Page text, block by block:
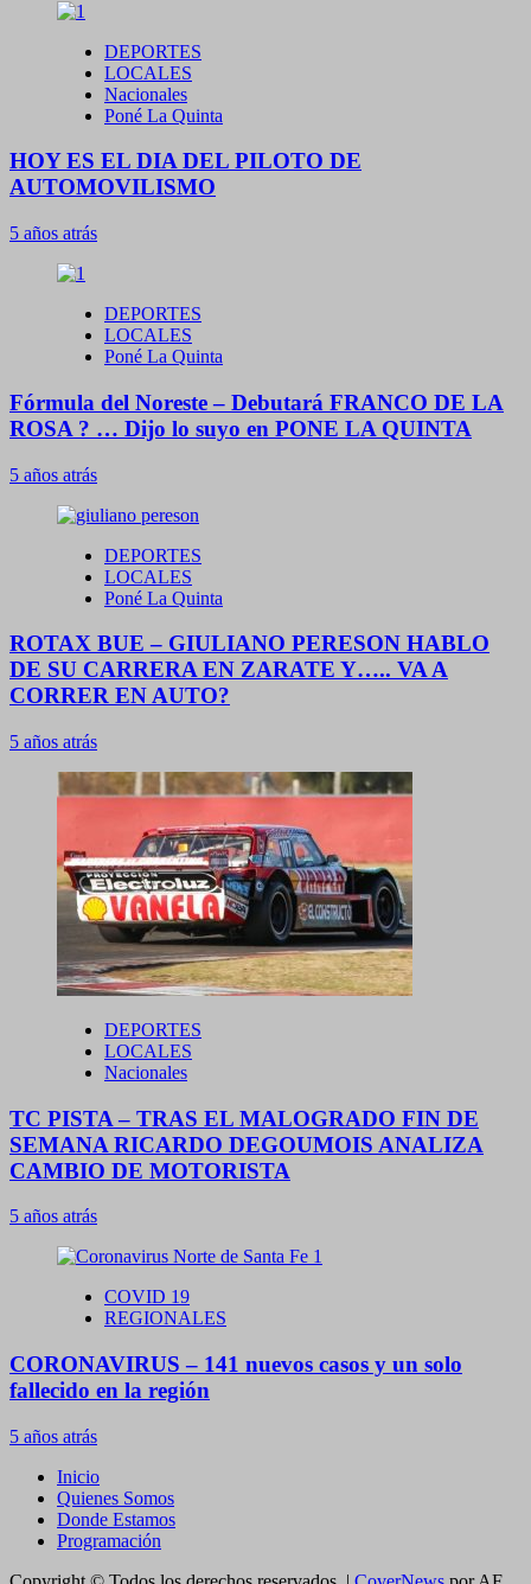
DEPORTES
LOCALES
Nacionales
Poné La Quinta
HOY ES EL DIA DEL PILOTO DE
AUTOMOVILISMO
5 años atrás
DEPORTES
LOCALES
Poné La Quinta
Fórmula del Noreste – Debutará FRANCO DE LA
ROSA ? … Dijo lo suyo en PONE LA QUINTA
5 años atrás
DEPORTES
LOCALES
Poné La Quinta
ROTAX BUE – GIULIANO PERESON HABLO
DE SU CARRERA EN ZARATE Y….. VA A
CORRER EN AUTO?
5 años atrás
DEPORTES
LOCALES
Nacionales
TC PISTA – TRAS EL MALOGRADO FIN DE
SEMANA RICARDO DEGOUMOIS ANALIZA
CAMBIO DE MOTORISTA
5 años atrás
COVID 19
REGIONALES
CORONAVIRUS – 141 nuevos casos y un solo
fallecido en la región
5 años atrás
Inicio
Quienes Somos
Donde Estamos
Programación